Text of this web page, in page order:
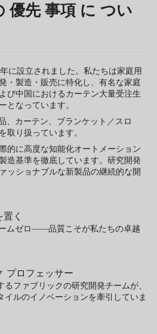
優先 事項 に つい
に設立されました。私たちは家庭用
・製造・販売に特化し、有名な家庭
び中国におけるカーテン大量受注生
となっています。
、カーテン、ブランケット／スロ
取り扱っています。
的に高度な知能化オートメーション
造基準を徹底しています。研究開発
ッショナブルな新製品の継続的な開
く
ムゼロ――品質こそが私たちの卓越
プロフェッサー
るファブリックの研究開発チームが、
イルのイノベーションを牽引していま